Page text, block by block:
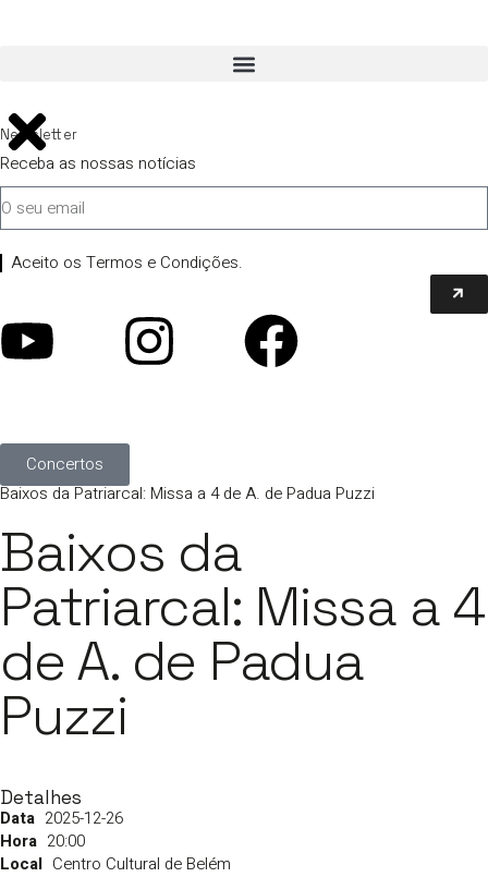
Newsletter
Receba as nossas notícias
Aceito os Termos e Condições.
Concertos
Baixos da Patriarcal: Missa a 4 de A. de Padua Puzzi
Baixos da
Patriarcal: Missa a 4
de A. de Padua
Puzzi
Detalhes
2025-12-26
20:00
Centro Cultural de Belém